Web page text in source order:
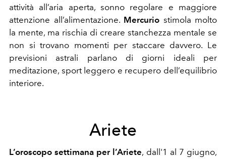
attività all’aria aperta, sonno regolare e maggiore
attenzione all’alimentazione. Mercurio stimola molto
la mente, ma rischia di creare stanchezza mentale se
non si trovano momenti per staccare davvero. Le
previsioni astrali parlano di giorni ideali per
meditazione, sport leggero e recupero dell’equilibrio
interiore.
Ariete
L’oroscopo settimana per l’Ariete, dall'1 al 7 giugno,